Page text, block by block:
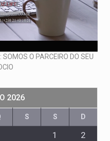
O PARCEIRO DO SEU
2026
S S D
1
2